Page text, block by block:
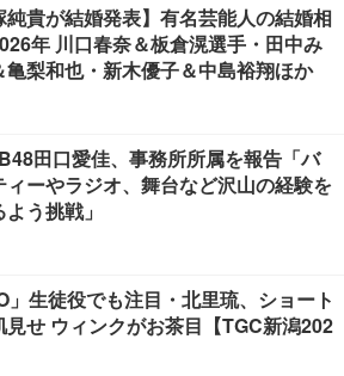
純貴が結婚発表】有名芸能人の結婚相
年 川口春奈＆板倉滉選手・田中み
亀梨和也・新木優子＆中島裕翔ほか
田口愛佳、事務所所属を報告「バ
ィーやラジオ、舞台など沢山の経験を
う挑戦」
」生徒役でも注目・北里琉、ショート
見せ ウィンクがお茶目【TGC新潟202